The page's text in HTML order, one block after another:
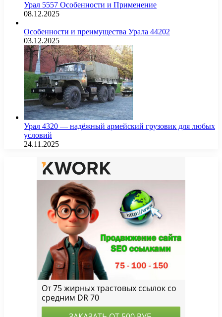
Урал 5557 Особенности и Применение
08.12.2025
Особенности и преимущества Урала 44202
03.12.2025
Урал 4320 — надёжный армейский грузовик для любых
условий
24.11.2025